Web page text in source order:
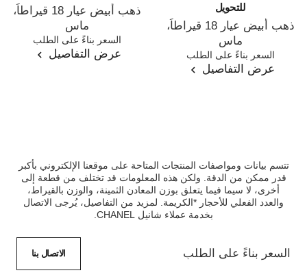
للتحويل
ذهب أبيض عيار 18 قيراطاً،
ماس
المرجع J63493السعر بناءً على الطلب
عرض التفاصيل
ذهب أبيض عيار 18 قيراطاً،
ماس
المرجع J63488السعر بناءً على الطلب
عرض التفاصيل
تتسم بيانات ومواصفات المنتجات المتاحة على موقعنا الإلكتروني بأكبر
قدر ممكن من الدقة. ولكن هذه المعلومات قد تختلف من قطعة إلى
أخرى، لا سيما فيما يتعلق بوزن المعادن الثمينة، والوزن بالقيراط،
والعدد الفعلي للأحجار *الكريمة. لمزيد من التفاصيل، يُرجى الاتصال
بخدمة عملاء شانيل CHANEL.
السعر بناءً على الطلب الاتصال بنا